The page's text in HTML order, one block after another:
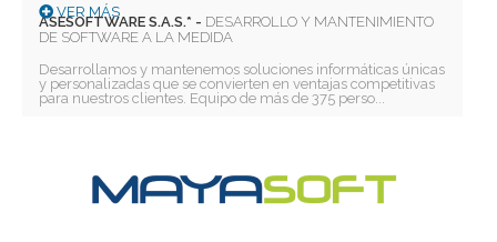
VER MÁS
ASESOFTWARE S.A.S.* - DESARROLLO Y MANTENIMIENTO
DE SOFTWARE A LA MEDIDA
Desarrollamos y mantenemos soluciones informáticas únicas
y personalizadas que se convierten en ventajas competitivas
para nuestros clientes. Equipo de más de 375 perso...